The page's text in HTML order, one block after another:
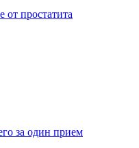
простатита
за один прием